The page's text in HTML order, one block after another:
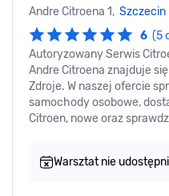
Andre Citroena 1, Szczecin
6 (5
Autoryzowany Serwis
Andre Citroena znajduje
Zdroje. W naszej ofercie
samochody osobowe,
Citroen, nowe oraz
Warsztat nie